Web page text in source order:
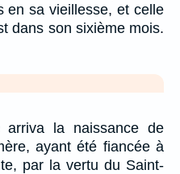
en sa vieillesse, et celle
dans son sixième mois.
arriva la naissance de
ayant été fiancée à
par la vertu du Saint-